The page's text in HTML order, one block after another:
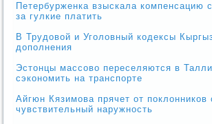
Петербурженка взыскала компенсацию
за гулкие платить
В Трудовой и Уголовный кодексы
дополнения
Эстонцы массово переселяются в
сэкономить на транспорте
Айгюн Кязимова прячет от поклонников
чувствительный наружность